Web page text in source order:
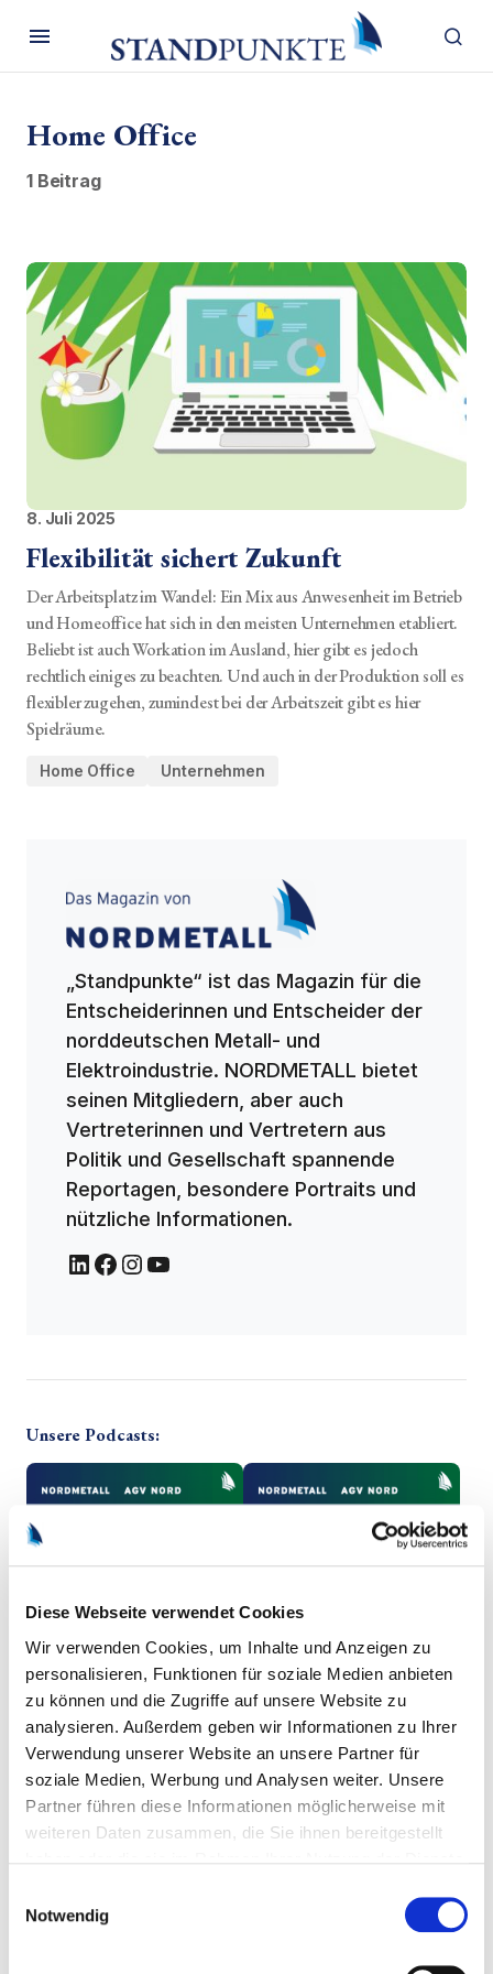
Diese Webseite verwendet Cookies
Wir verwenden Cookies, um Inhalte und Anzeigen zu
personalisieren, Funktionen für soziale Medien anbieten
zu können und die Zugriffe auf unsere Website zu
analysieren. Außerdem geben wir Informationen zu Ihrer
Verwendung unserer Website an unsere Partner für
soziale Medien, Werbung und Analysen weiter. Unsere
Partner führen diese Informationen möglicherweise mit
weiteren Daten zusammen, die Sie ihnen bereitgestellt
Notwendig
Home Office
1 Beitrag
8. Juli 2025
Flexibilität sichert Zukunft
Der Arbeitsplatz im Wandel: Ein Mix aus Anwesenheit im Betrieb
und Homeoffice hat sich in den meisten Unternehmen etabliert.
Beliebt ist auch Workation im Ausland, hier gibt es jedoch
rechtlich einiges zu beachten. Und auch in der Produktion soll es
flexibler zugehen, zumindest bei der Arbeitszeit gibt es hier
Spielräume.
Home Office Unternehmen
„Standpunkte“ ist das Magazin für die
Entscheiderinnen und Entscheider der
norddeutschen Metall- und
Elektroindustrie. NORDMETALL bietet
seinen Mitgliedern, aber auch
Vertreterinnen und Vertretern aus
Politik und Gesellschaft spannende
Reportagen, besondere Portraits und
nützliche Informationen.
Unsere Podcasts:
Weitere Artikel: